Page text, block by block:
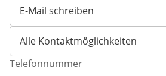
E-Mail schreiben
Öffnet E-Mail-Client
Alle Kontaktmöglichkeiten
Telefonnummer